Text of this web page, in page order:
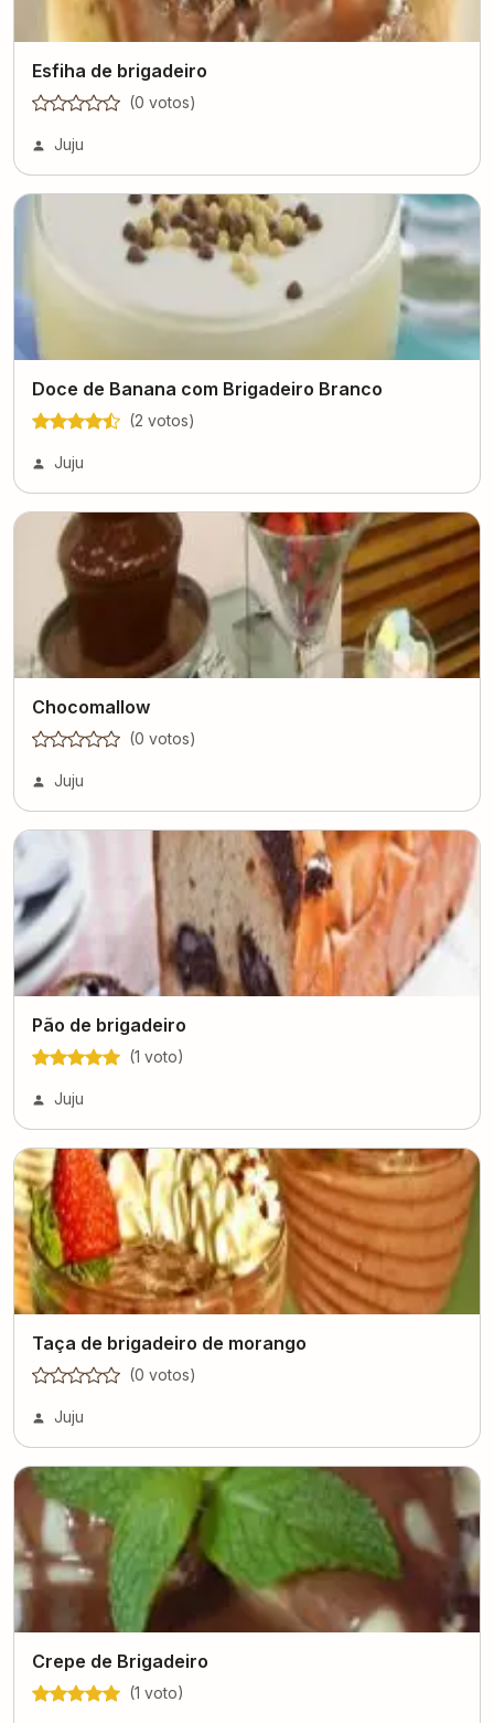
Esfiha de brigadeiro
(0 votos)
Juju
Doce de Banana com Brigadeiro Branco
(2 votos)
Juju
Chocomallow
(0 votos)
Juju
Pão de brigadeiro
(1 voto)
Juju
Taça de brigadeiro de morango
(0 votos)
Juju
Crepe de Brigadeiro
(1 voto)